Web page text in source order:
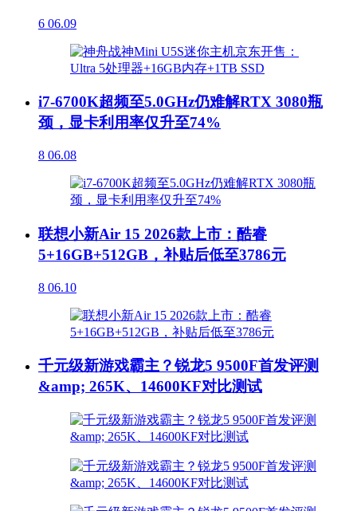
6 06.09
i7-6700K超频至5.0GHz仍难解RTX 3080瓶
颈，显卡利用率仅升至74%
8 06.08
联想小新Air 15 2026款上市：酷睿
5+16GB+512GB，补贴后低至3786元
8 06.10
千元级新游戏霸主？锐龙5 9500F首发评测
&amp; 265K、14600KF对比测试